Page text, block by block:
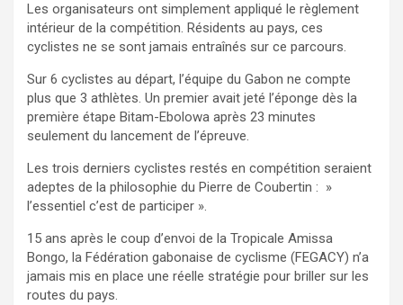
Les organisateurs ont simplement appliqué le règlement
intérieur de la compétition. Résidents au pays, ces
cyclistes ne se sont jamais entraînés sur ce parcours.
Sur 6 cyclistes au départ, l’équipe du Gabon ne compte
plus que 3 athlètes. Un premier avait jeté l’éponge dès la
première étape Bitam-Ebolowa après 23 minutes
seulement du lancement de l’épreuve.
Les trois derniers cyclistes restés en compétition seraient
adeptes de la philosophie du Pierre de Coubertin : »
l’essentiel c’est de participer ».
15 ans après le coup d’envoi de la Tropicale Amissa
Bongo, la Fédération gabonaise de cyclisme (FEGACY) n’a
jamais mis en place une réelle stratégie pour briller sur les
routes du pays.